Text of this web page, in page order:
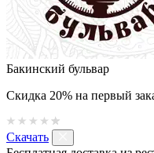
Бакинский бульвар
Скидка 20% на первый
Скачать